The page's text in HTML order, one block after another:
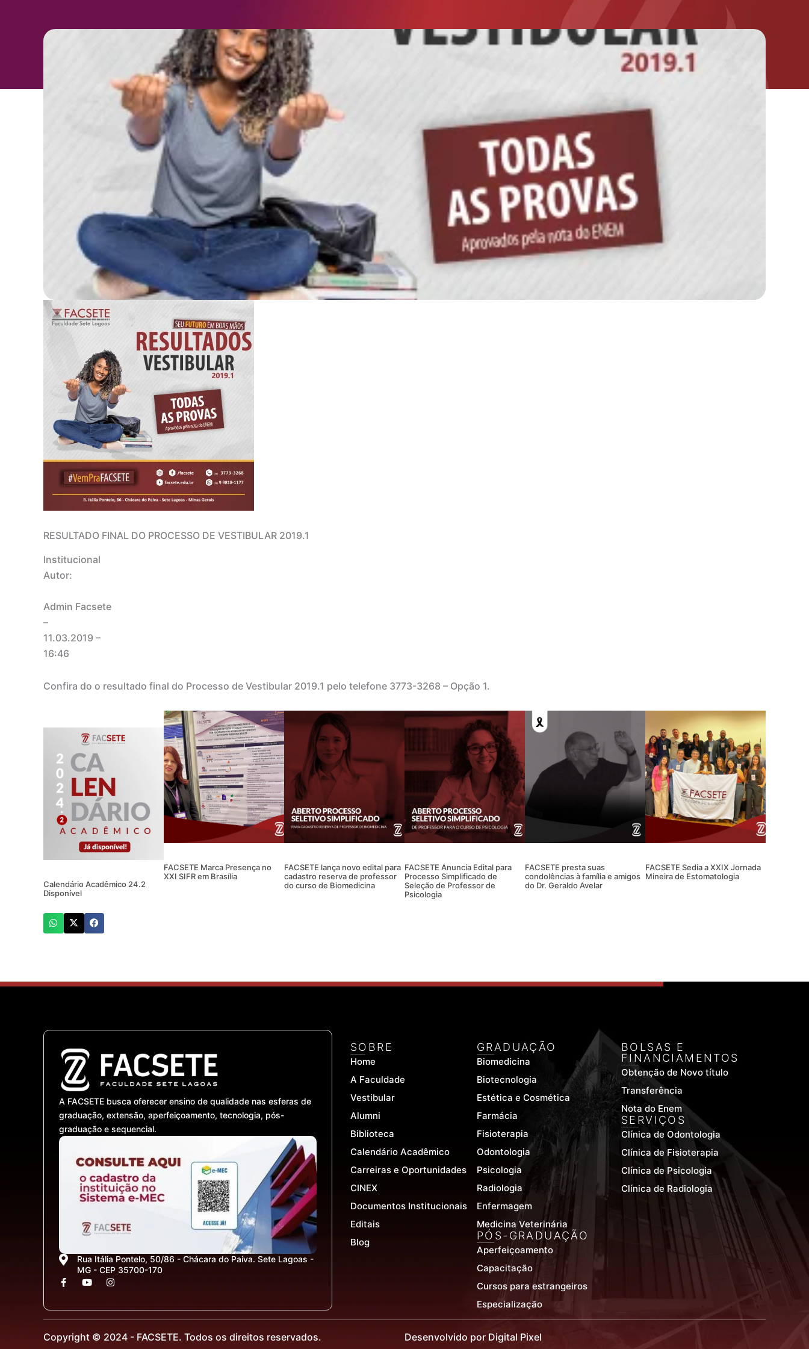
RESULTADO FINAL DO PROCESSO DE VESTIBULAR 2019.1
Institucional
Autor:
Admin Facsete
–
11.03.2019 –
16:46
Confira do o resultado final do Processo de Vestibular 2019.1 pelo telefone 3773-3268 – Opção 1.
Calendário Acadêmico 24.2
Disponível
FACSETE Marca Presença no
XXI SIFR em Brasília
FACSETE lança novo edital para
cadastro reserva de professor
do curso de Biomedicina
FACSETE Anuncia Edital para
Processo Simplificado de
Seleção de Professor de
Psicologia
FACSETE presta suas
condolências à família e amigos
do Dr. Geraldo Avelar
FACSETE Sedia a XXIX Jornada
Mineira de Estomatologia
A FACSETE busca oferecer ensino de qualidade nas esferas de
graduação, extensão, aperfeiçoamento, tecnologia, pós-
graduação e sequencial.
Rua Itália Pontelo, 50/86 - Chácara do Paiva. Sete Lagoas -
MG - CEP 35700-170
F
a
o
k
Y
o
e
I
n
r
a
SOBRE
Home
A Faculdade
Vestibular
Alumni
Biblioteca
Calendário Acadêmico
Carreiras e Oportunidades
CINEX
Documentos Institucionais
Editais
Blog
GRADUAÇÃO
Biomedicina
Biotecnologia
Estética e Cosmética
Farmácia
Fisioterapia
Odontologia
Psicologia
Radiologia
Enfermagem
Medicina Veterinária
PÓS-GRADUAÇÃO
Aperfeiçoamento
Capacitação
Cursos para estrangeiros
Especialização
BOLSAS E
FINANCIAMENTOS
Obtenção de Novo título
Transferência
Nota do Enem
SERVIÇOS
Clínica de Odontologia
Clínica de Fisioterapia
Clínica de Psicologia
Clínica de Radiologia
Copyright © 2024 - FACSETE. Todos os direitos reservados. Desenvolvido por Digital Pixel